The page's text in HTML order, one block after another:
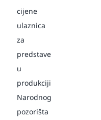
cijene
ulaznica
za
predstave
u
produkciji
Narodnog
pozorišta